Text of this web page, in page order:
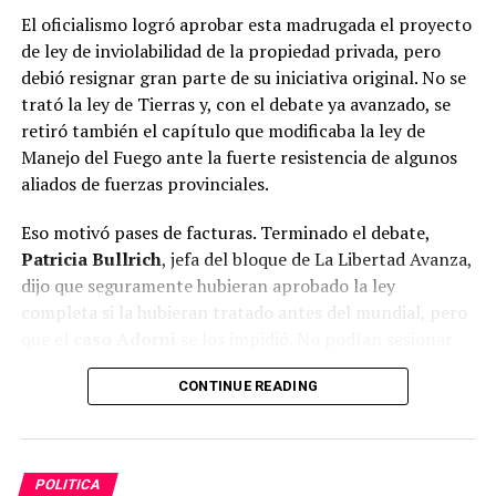
obtener resultados estratégicos
El oficialismo logró aprobar esta madrugada el proyecto
de ley de inviolabilidad de la propiedad privada, pero
debió resignar gran parte de su iniciativa original. No se
trató la ley de Tierras y, con el debate ya avanzado, se
retiró también el capítulo que modificaba la ley de
Manejo del Fuego ante la fuerte resistencia de algunos
aliados de fuerzas provinciales.
Eso motivó pases de facturas. Terminado el debate,
Patricia Bullrich, jefa del bloque de La Libertad Avanza,
dijo que seguramente hubieran aprobado la ley
completa si la hubieran tratado antes del mundial, pero
porque corrían el riesgo de que el Senado avanzara
contra el entonces jefe de Gabinete, acorralado por las
molesto, el senador libertarioJoaquín Benegas Lynch,
en pleno debate, acusó de los recortes a los
CONTINUE READING
POLITICA